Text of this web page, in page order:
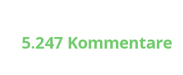
5.247 Kommentare